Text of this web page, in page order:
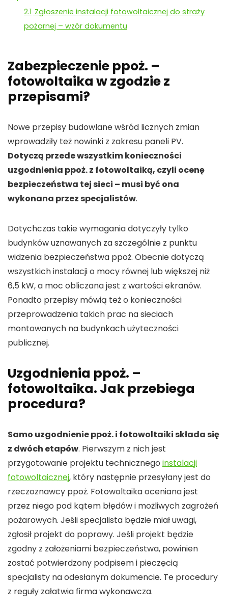
2.1 Zgłoszenie instalacji fotowoltaicznej do straży
pożarnej – wzór dokumentu
Zabezpieczenie ppoż. –
fotowoltaika w zgodzie z
przepisami?
Nowe przepisy budowlane wśród licznych zmian
wprowadziły też nowinki z zakresu paneli PV.
Dotyczą przede wszystkim konieczności
uzgodnienia ppoż. z fotowoltaiką, czyli ocenę
bezpieczeństwa tej sieci – musi być ona
wykonana przez specjalistów.
Dotychczas takie wymagania dotyczyły tylko
budynków uznawanych za szczególnie z punktu
widzenia bezpieczeństwa ppoż. Obecnie dotyczą
wszystkich instalacji o mocy równej lub większej niż
6,5 kW, a moc obliczana jest z wartości ekranów.
Ponadto przepisy mówią też o konieczności
przeprowadzenia takich prac na sieciach
montowanych na budynkach użyteczności
publicznej.
Uzgodnienia ppoż. –
fotowoltaika. Jak przebiega
procedura?
Samo uzgodnienie ppoż. i fotowoltaiki składa się
z dwóch etapów. Pierwszym z nich jest
przygotowanie projektu technicznego instalacji
fotowoltaicznej, który następnie przesyłany jest do
rzeczoznawcy ppoż. Fotowoltaika oceniana jest
przez niego pod kątem błędów i możliwych zagrożeń
pożarowych. Jeśli specjalista będzie miał uwagi,
zgłosił projekt do poprawy. Jeśli projekt będzie
zgodny z założeniami bezpieczeństwa, powinien
zostać potwierdzony podpisem i pieczęcią
specjalisty na odesłanym dokumencie. Te procedury
z reguły załatwia firma wykonawcza.